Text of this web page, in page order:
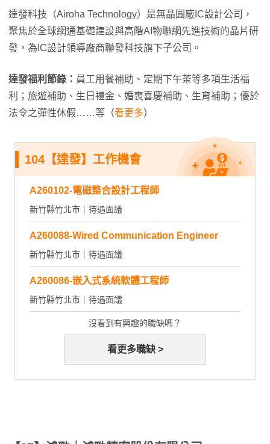
達發科技（Airoha Technology）是無晶圓廠IC設計公司，
聚焦於全球網通基礎建設與高階AI物聯網先進技術的晶片研
發，為IC設計領導廠商聯發科技旗下子公司。
達發福利節錄： 員工用餐補助、定期下午茶等多項生活福
利；旅遊補助、生日禮金、婚喪喜慶補助、生育補助；優於
法令之彈性休假……等（看更多）
104【達發】工作機會
A260102-電磁整合設計工程師
新竹縣竹北市｜待遇面議
A260088-Wired Communication Engineer
新竹縣竹北市｜待遇面議
A260086-嵌入式系統軟體工程師
新竹縣竹北市｜待遇面議
沒看到有興趣的職缺嗎？
看更多職缺 >